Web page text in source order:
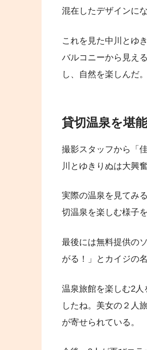
混在したデザインに
これを見た中川とゆ
バルコニーから見え
し、自然を楽しんだ。
貸切温泉を堪能
撮影スタッフから「
川とゆきりぬは大興奮
実際の温泉を見てみ
切温泉を楽しむ様子
最後には無料提供の
がる！」とカイジの
温泉旅館を楽しむ2
したね。美女の２人
が寄せられている。